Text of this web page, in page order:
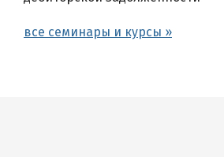
все семинары и курсы »